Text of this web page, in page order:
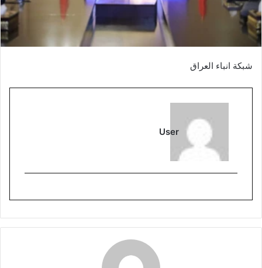
شبكة انباء العراق
User